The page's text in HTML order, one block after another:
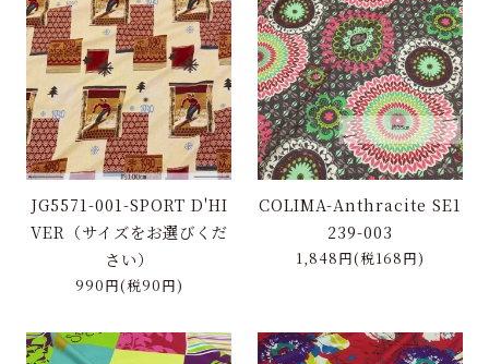
特定商取引に基づく表記
お問い合わせ
JG5571-001-SPORT D'HI
VER（サイズをお選びくだ
さい）
990円(税90円)
COLIMA-Anthracite SE1
239-003
1,848円(税168円)